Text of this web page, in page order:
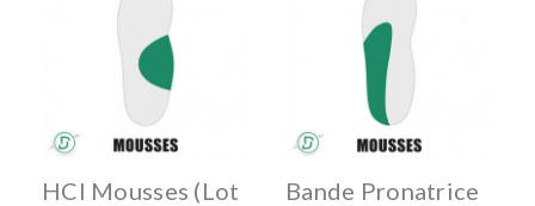
HCI Mousses (lot
Bande Pronatrice